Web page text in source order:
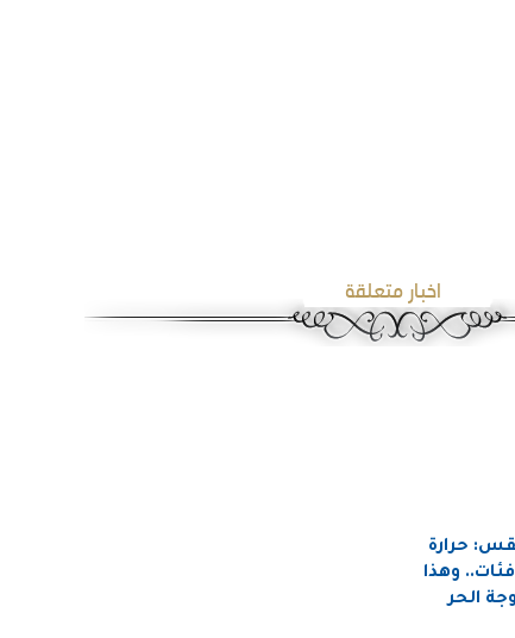
اخبار متعلقة
حرارة
وهذا
الحر